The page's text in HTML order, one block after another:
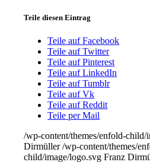
Teile diesen Eintrag
Teile auf Facebook
Teile auf Twitter
Teile auf Pinterest
Teile auf LinkedIn
Teile auf Tumblr
Teile auf Vk
Teile auf Reddit
Teile per Mail
/wp-content/themes/enfold-child/
Dirmüller /wp-content/themes/
child/image/logo.svg Franz